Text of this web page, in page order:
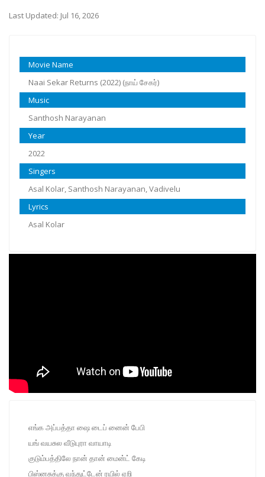
Last Updated: Jul 16, 2026
Movie Name
Naai Sekar Returns (2022) (நாய் சேகர்)
Music
Santhosh Narayanan
Year
2022
Singers
Asal Kolar, Santhosh Narayanan, Vadivelu
Lyrics
Asal Kolar
எங்க அப்பத்தா ஷை டைப் னைன் பேபி
யங் வயசுல வீடுபுரா வாயாடி
குடும்பத்திலே நான் தான் மைன்ட் கேடி
பிஸ்னசுக்கு வந்துட்டேன் ரயில் ஏறி